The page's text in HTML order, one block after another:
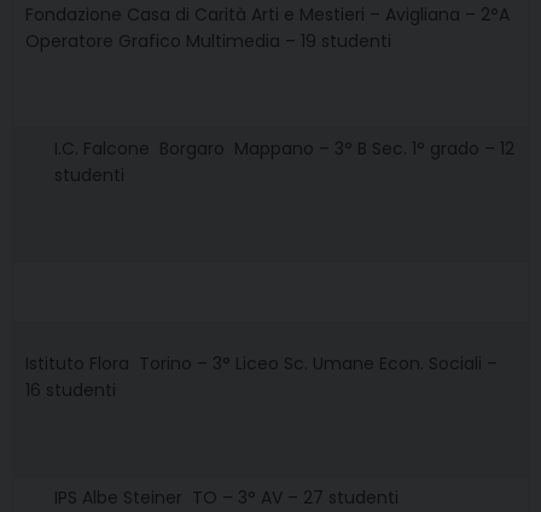
Fondazione Casa di Carità Arti e Mestieri – Avigliana – 2°A
Operatore Grafico Multimedia – 19 studenti
I.C. Falcone  Borgaro  Mappano – 3° B Sec. 1° grado – 12
studenti
Istituto Flora  Torino – 3° Liceo Sc. Umane Econ. Sociali –
16 studenti
IPS Albe Steiner  TO – 3° AV – 27 studenti